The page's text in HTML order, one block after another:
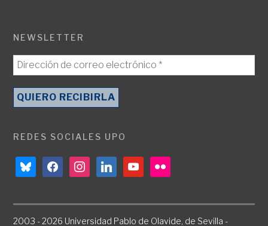
NEWSLETTER
REDES SOCIALES UPO
blueskyfacebookinstagramlinkedinyoutubeflickr
2003 - 2026 Universidad Pablo de Olavide, de Sevilla -